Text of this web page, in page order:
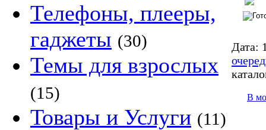
Телефоны, плееры,
гаджеты (30)
Темы для взрослых
(15)
Товары и Услуги (11)
Дата:
В